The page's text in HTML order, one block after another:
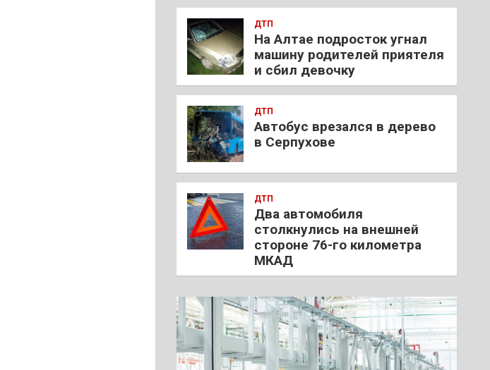
ДТП
На Алтае подросток угнал
машину родителей приятеля
и сбил девочку
ДТП
Автобус врезался в дерево
в Серпухове
ДТП
Два автомобиля
столкнулись на внешней
стороне 76-го километра
МКАД